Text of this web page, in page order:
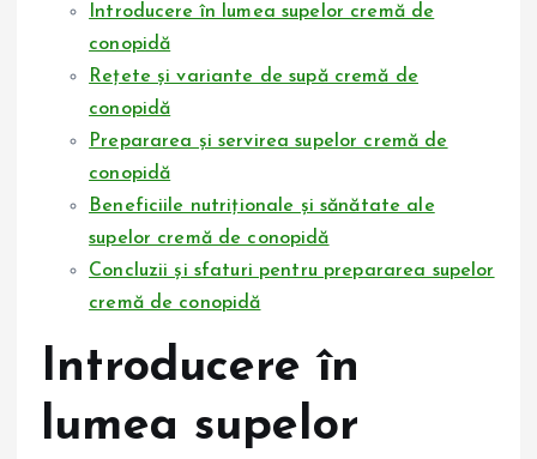
Introducere în lumea supelor cremă de
conopidă
Rețete și variante de supă cremă de
conopidă
Prepararea și servirea supelor cremă de
conopidă
Beneficiile nutriționale și sănătate ale
supelor cremă de conopidă
Concluzii și sfaturi pentru prepararea supelor
cremă de conopidă
Introducere în
lumea supelor